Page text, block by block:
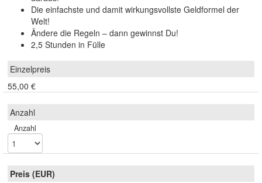
Die einfachste und damit wirkungsvollste Geldformel der
Welt!
Ändere die Regeln – dann gewinnst Du!
2,5 Stunden in Fülle
55,00 €
Anzahl